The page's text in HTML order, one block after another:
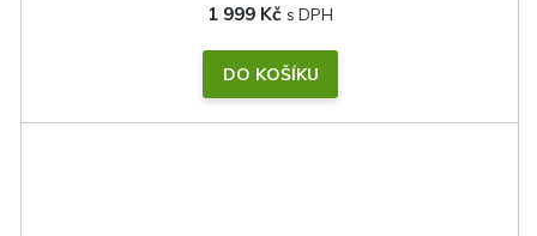
1 999 Kč
DO KOŠÍKU